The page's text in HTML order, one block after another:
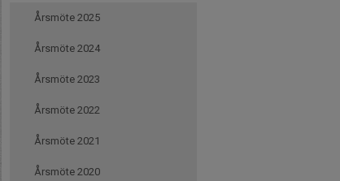
Årsmöte 2025
Årsmöte 2024
Årsmöte 2023
Årsmöte 2022
Årsmöte 2021
Årsmöte 2020